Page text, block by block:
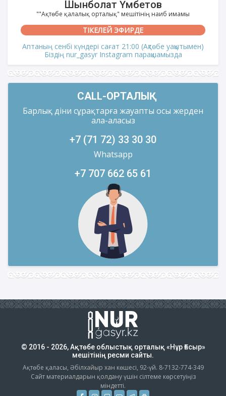
Шынболат Үмбетов
""Ақтөбе қалалық орталық" мешітінің наиб имамы
ТІКЕЛЕЙ ЭФИРДЕ
Аптаның сенбі күндері сағат 21:00 (Ақтөбе уақытымен)
Біздің nur_gasyr Instagram парақшамызда
CALL-ОРТАЛЫҚ
Барлық діни сұрақтарға жауапты осы жерден
ала-аласыз
+7 (71 72) 33 30 30
Whatsapp
+7 707 662 65 61
© 2016 - 2026, Ақтөбе облыстық орталық «Нұр Ғасыр»
мешітінің ресми сайты.
Ақтөбе қаласы, Әбілхайыр хан көшесі, 92-үй. 8-7132-774-349
Сайт материалдарын қолдану үшін сілтеме көрсетуіңіз
міндетті.